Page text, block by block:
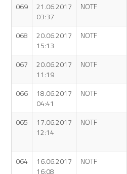
069
21.06.2017
03:37
NOTF
068
20.06.2017
15:13
NOTF
067
20.06.2017
11:19
NOTF
066
18.06.2017
04:41
NOTF
065
17.06.2017
12:14
NOTF
064
16.06.2017
16:08
NOTF